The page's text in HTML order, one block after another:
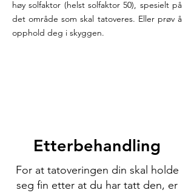
høy solfaktor (helst solfaktor 50), spesielt på
det område som skal tatoveres. Eller prøv å
opphold deg i skyggen.
Etterbehandling
For at tatoveringen din skal holde
seg fin etter at du har tatt den, er